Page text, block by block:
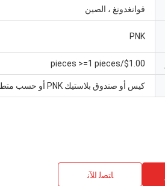
قوانغدونغ ، الصين
PNK
$1.00/pieces >=1 pieces
كيس أو صندوق بلاستيك PNK أو حسب متطلباتك.
ﺎﺘﺼﻟ ﺍﻶﻧ